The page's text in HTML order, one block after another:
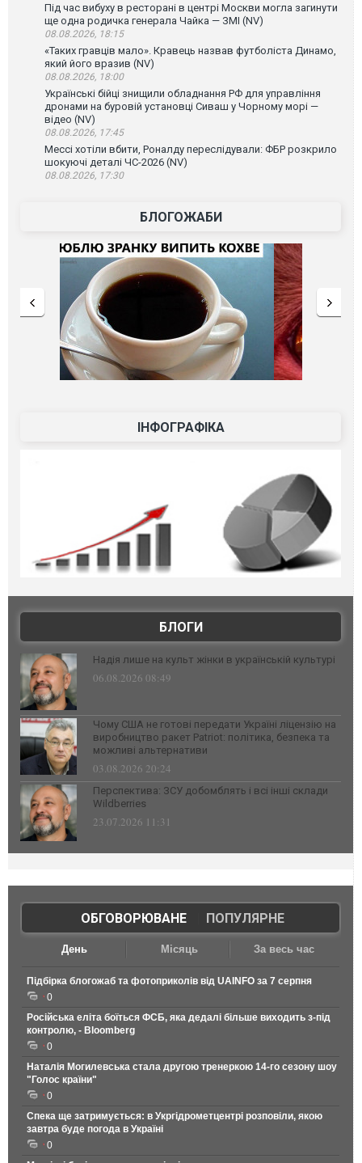
Під час вибуху в ресторані в центрі Москви могла загинути
ще одна родичка генерала Чайка — ЗМІ (NV)
08.08.2026, 18:15
«Таких гравців мало». Кравець назвав футболіста Динамо,
який його вразив (NV)
08.08.2026, 18:00
Українські бійці знищили обладнання РФ для управління
дронами на буровій установці Сиваш у Чорному морі —
відео (NV)
08.08.2026, 17:45
Мессі хотіли вбити, Роналду переслідували: ФБР розкрило
шокуючі деталі ЧС-2026 (NV)
08.08.2026, 17:30
БЛОГОЖАБИ
ІНФОГРАФІКА
БЛОГИ
Надія лише на культ жінки в українській культурі
06.08.2026 08:49
Чому США не готові передати Україні ліцензію на
виробництво ракет Patriot: політика, безпека та
можливі альтернативи
03.08.2026 20:24
Перспектива: ЗСУ добомблять і всі інші склади
Wildberries
23.07.2026 11:31
ОБГОВОРЮВАНЕ| ПОПУЛЯРНЕ
День Місяць За весь час
Підбірка блогожаб та фотоприколів від UAINFO за 7 серпня
0
Російська еліта боїться ФСБ, яка дедалі більше виходить з-під
контролю, - Bloomberg
0
Наталія Могилевська стала другою тренеркою 14-го сезону шоу
"Голос країни"
0
Спека ще затримується: в Укргідрометцентрі розповіли, якою
завтра буде погода в Україні
0